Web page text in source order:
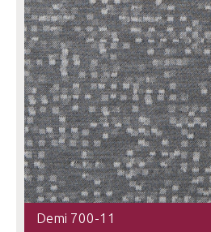
Demi 700-11